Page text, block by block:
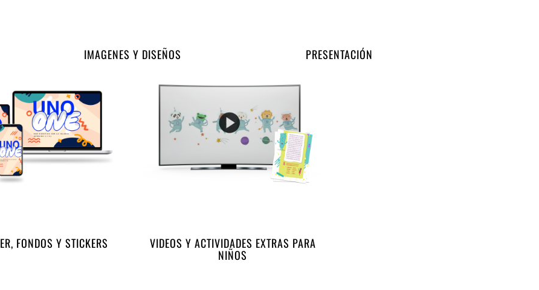
IMAGENES Y DISEÑOS PRESENTACIÓN
FONDOS Y STICKERS VIDEOS Y ACTIVIDADES EXTRAS PARA
NIÑOS